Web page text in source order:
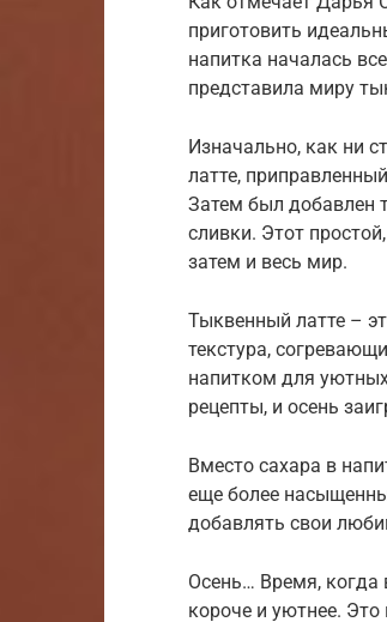
приготовить
напитка началась
представила миру
Изначально, как ни
латте,
Затем был добавлен
сливки. Этот
затем и весь мир.
Тыквенный латте –
текстура,
напитком для
рецепты, и осень
Вместо сахара в
еще более
добавлять свои
Осень… Время, когда
короче и уютнее.